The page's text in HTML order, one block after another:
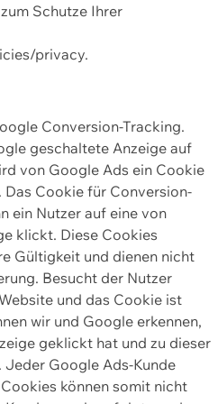
Schutze Ihrer
privacy.
Conversion-Tracking.
geschaltete Anzeige auf
von Google Ads ein Cookie
Cookie für Conversion-
ein Nutzer auf eine von
klickt. Diese Cookies
Gültigkeit und dienen nicht
Besucht der Nutzer
und das Cookie ist
wir und Google erkennen,
geklickt hat und zu dieser
Google Ads-Kunde
können somit nicht